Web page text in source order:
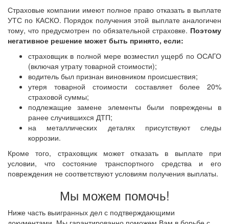
Страховые компании имеют полное право отказать в выплате
УТС по КАСКО. Порядок получения этой выплате аналогичен
тому, что предусмотрен по обязательной страховке. Поэтому
негативное решение может быть принято, если:
страховщик в полной мере возместил ущерб по ОСАГО
(включая утрату товарной стоимости);
водитель был признан виновником происшествия;
утеря товарной стоимости составляет более 20%
страховой суммы;
подлежащие замене элементы были повреждены в
ранее случившихся ДТП;
на металлических деталях присутствуют следы
коррозии.
Кроме того, страховщик может отказать в выплате при
условии, что состояние транспортного средства и его
повреждения не соответствуют условиям получения выплаты.
Мы можем помочь!
Ниже часть выигранных дел с подтверждающими